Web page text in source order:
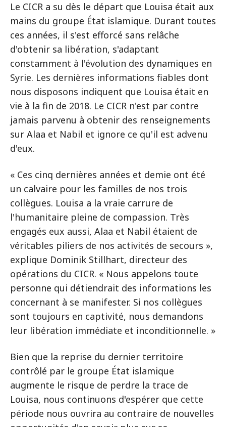
Le CICR a su dès le départ que Louisa était aux
mains du groupe État islamique. Durant toutes
ces années, il s'est efforcé sans relâche
d'obtenir sa libération, s'adaptant
constamment à l'évolution des dynamiques en
Syrie. Les dernières informations fiables dont
nous disposons indiquent que Louisa était en
vie à la fin de 2018. Le CICR n'est par contre
jamais parvenu à obtenir des renseignements
sur Alaa et Nabil et ignore ce qu'il est advenu
d'eux.
« Ces cinq dernières années et demie ont été
un calvaire pour les familles de nos trois
collègues. Louisa a la vraie carrure de
l'humanitaire pleine de compassion. Très
engagés eux aussi, Alaa et Nabil étaient de
véritables piliers de nos activités de secours »,
explique Dominik Stillhart, directeur des
opérations du CICR. « Nous appelons toute
personne qui détiendrait des informations les
concernant à se manifester. Si nos collègues
sont toujours en captivité, nous demandons
leur libération immédiate et inconditionnelle. »
Bien que la reprise du dernier territoire
contrôlé par le groupe État islamique
augmente le risque de perdre la trace de
Louisa, nous continuons d'espérer que cette
période nous ouvrira au contraire de nouvelles